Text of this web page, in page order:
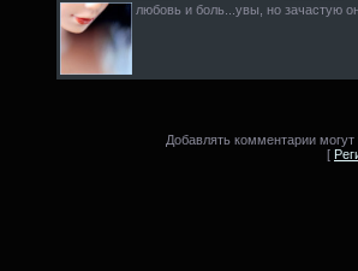
любовь и боль...увы, но зачастую
Добавлять комментарии могут
[